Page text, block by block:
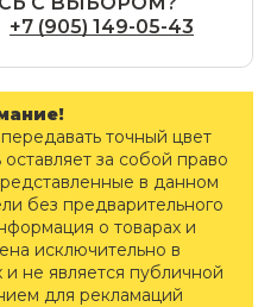
+7 (905) 149-05-43
точный цвет
за собой право
в данном
без предварительного
о товарах и
исключительно в
и не является публичной
для рекламаций